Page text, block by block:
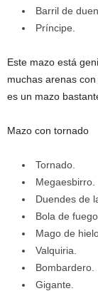
Barril de
Príncipe.
Este mazo está
muchas arenas
es un mazo
Mazo con tornado
Tornado.
Megaesbirro.
Duendes de
Bola de fuego.
Mago de
Valquiria.
Bombardero.
Gigante.